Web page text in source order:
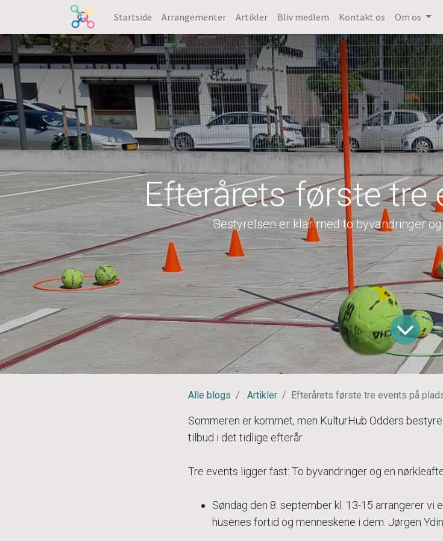
Startside Arrangementer Artikler Bliv medlem Kontakt os Om os
Efterårets første tre
Bestyrelsen er klar med to byvandringer
Alle blogs Artikler Efterårets første tre events på
Sommeren er kommet, men KulturHub Odders
tilbud i det tidlige efterår.
Tre events ligger fast: To byvandringer og en
Søndag den 8. september kl. 13-15 arrangerer vi
husenes fortid og menneskene i dem. Jørgen